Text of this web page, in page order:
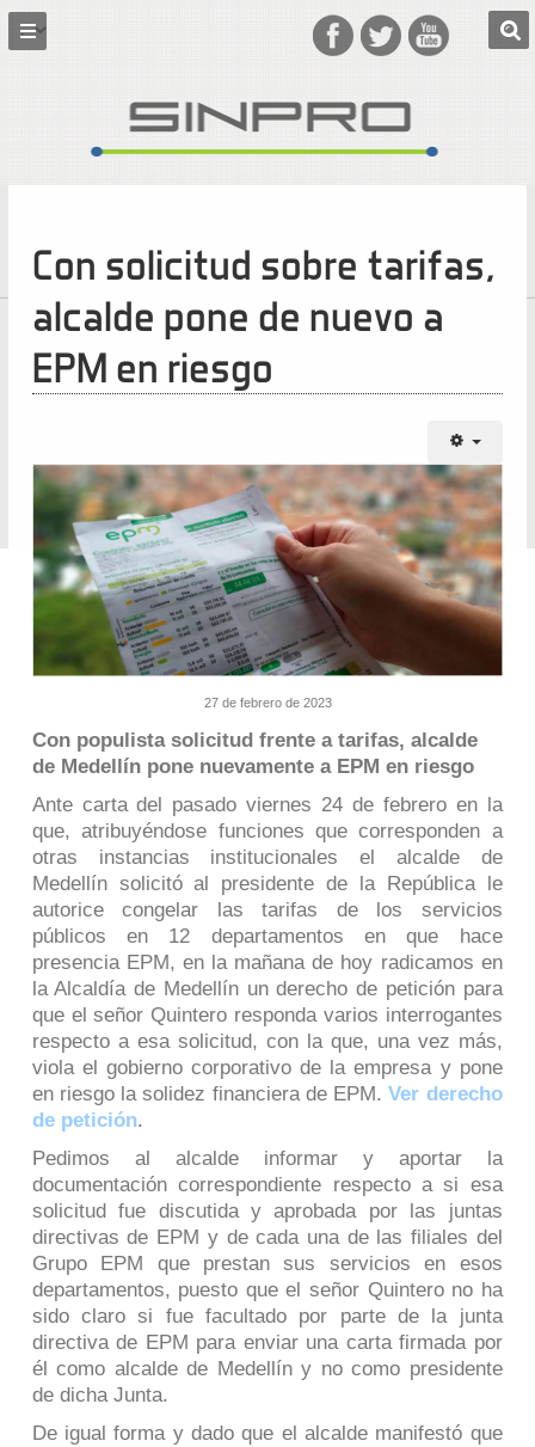
Con solicitud sobre tarifas,
alcalde pone de nuevo a
EPM en riesgo
27 de febrero de 2023
Con populista solicitud frente a tarifas, alcalde
de Medellín pone nuevamente a EPM en riesgo
Ante carta del pasado viernes 24 de febrero en la
que, atribuyéndose funciones que corresponden a
otras instancias institucionales el alcalde de
Medellín solicitó al presidente de la República le
autorice congelar las tarifas de los servicios
públicos en 12 departamentos en que hace
presencia EPM, en la mañana de hoy radicamos en
la Alcaldía de Medellín un derecho de petición para
que el señor Quintero responda varios interrogantes
respecto a esa solicitud, con la que, una vez más,
viola el gobierno corporativo de la empresa y pone
en riesgo la solidez financiera de EPM.Ver derecho
de petición.
Pedimos al alcalde informar y aportar la
documentación correspondiente respecto a si esa
solicitud fue discutida y aprobada por las juntas
directivas de EPM y de cada una de las filiales del
Grupo EPM que prestan sus servicios en esos
departamentos, puesto que el señor Quintero no ha
sido claro si fue facultado por parte de la junta
directiva de EPM para enviar una carta firmada por
él como alcalde de Medellín y no como presidente
de dicha Junta.
De igual forma y dado que el alcalde manifestó que